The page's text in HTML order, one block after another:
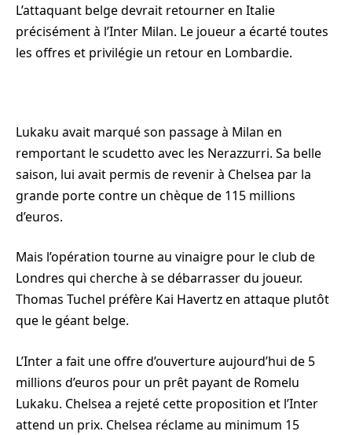
L’attaquant belge devrait retourner en Italie
précisément à l’Inter Milan. Le joueur a écarté toutes
les offres et privilégie un retour en Lombardie.
Lukaku avait marqué son passage à Milan en
remportant le scudetto avec les Nerazzurri. Sa belle
saison, lui avait permis de revenir à Chelsea par la
grande porte contre un chèque de 115 millions
d’euros.
Mais l’opération tourne au vinaigre pour le club de
Londres qui cherche à se débarrasser du joueur.
Thomas Tuchel préfère Kai Havertz en attaque plutôt
que le géant belge.
L’Inter a fait une offre d’ouverture aujourd’hui de 5
millions d’euros pour un prêt payant de Romelu
Lukaku. Chelsea a rejeté cette proposition et l’Inter
attend un prix. Chelsea réclame au minimum 15